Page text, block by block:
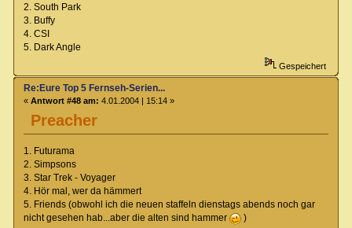
2. South Park
3. Buffy
4. CSI
5. Dark Angle
Gespeichert
Preacher
Re:Eure Top 5 Fernseh-Serien...
« Antwort #48 am: 4.01.2004 | 15:14 »
1. Futurama
2. Simpsons
3. Star Trek - Voyager
4. Hör mal, wer da hämmert
5. Friends (obwohl ich die neuen staffeln dienstags abends noch gar
nicht gesehen hab...aber die alten sind hammer
)